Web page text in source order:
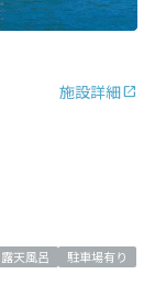
施設詳細
露天風呂
駐車場有り